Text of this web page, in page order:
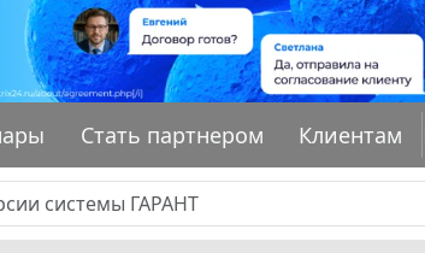
Стать партнером Клиентам